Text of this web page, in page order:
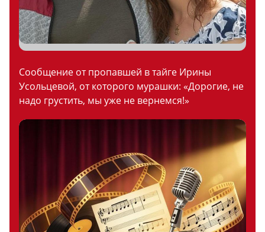
Сообщение от пропавшей в тайге Ирины
Усольцевой, от которого мурашки: «Дорогие, не
надо грустить, мы уже не вернемся!»